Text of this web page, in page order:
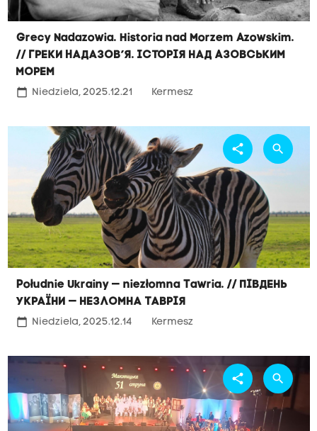
Grecy Nadazowia. Historia nad Morzem Azowskim.
// Греки Надазов’я. Історія над Азовським
морем
calendar_today Niedziela, 2025.12.21 Kermesz
Południe Ukrainy — niezłomna Tawria. // Південь
України — незломна Таврія
calendar_today Niedziela, 2025.12.14 Kermesz
share search
share search